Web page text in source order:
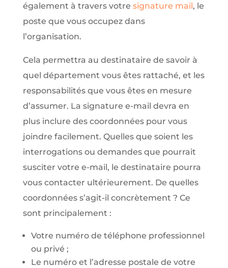
également à travers votre signature mail, le
poste que vous occupez dans
l’organisation.
Cela permettra au destinataire de savoir à
quel département vous êtes rattaché, et les
responsabilités que vous êtes en mesure
d’assumer. La signature e-mail devra en
plus inclure des coordonnées pour vous
joindre facilement. Quelles que soient les
interrogations ou demandes que pourrait
susciter votre e-mail, le destinataire pourra
vous contacter ultérieurement. De quelles
coordonnées s’agit-il concrètement ? Ce
sont principalement :
Votre numéro de téléphone professionnel
ou privé ;
Le numéro et l’adresse postale de votre